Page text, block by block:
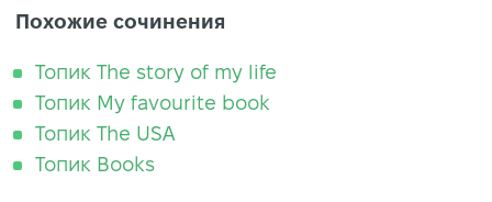
Похожие сочинения
Топик The story of my life
Топик My favourite book
Топик The USA
Топик Books